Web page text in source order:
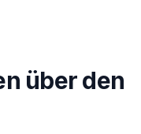
über den